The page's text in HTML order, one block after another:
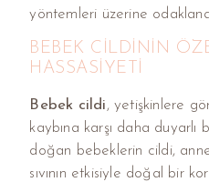
yöntemleri üzerine
BEBEK CILDININ
HASSASIYETI
Bebek cildi, yetişkinlere
kaybına karşı daha duyarlı
doğan bebeklerin cildi,
sıvının etkisiyle doğal bir